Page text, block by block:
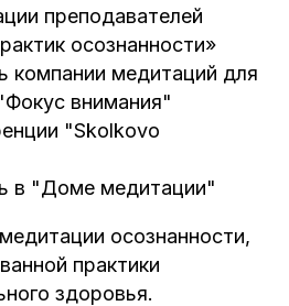
преподавателей
осознанности»
компании медитаций для
внимания"
"Skolkovo
в "Доме медитации"
осознанности,
практики
здоровья.